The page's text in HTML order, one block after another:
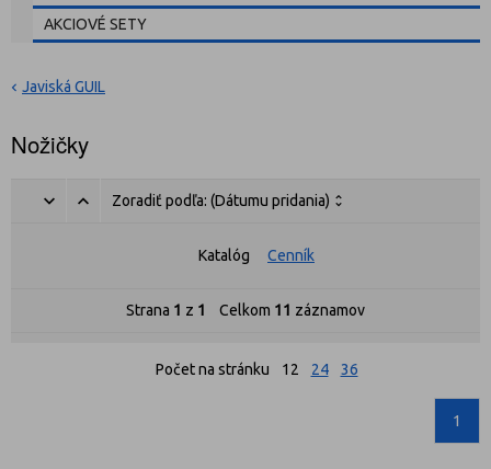
AKCIOVÉ SETY
Javiská GUIL
Nožičky
Zoradiť podľa: (Dátumu pridania)
Katalóg Cenník
Strana 1 z 1 Celkom 11 záznamov
Počet na stránku 12 24 36
1